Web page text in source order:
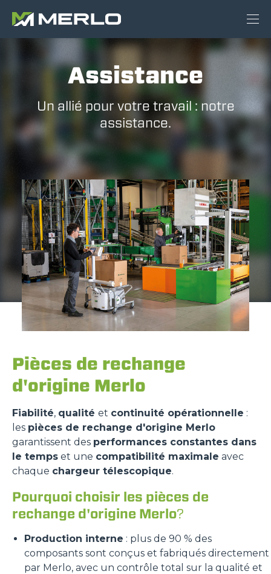
Assistance
Un allié pour votre travail : notre
assistance.
Pièces de rechange
d'origine Merlo
Fiabilité, qualité et continuité opérationnelle :
les pièces de rechange d'origine Merlo
garantissent des performances constantes dans
le temps et une compatibilité maximale avec
chaque chargeur télescopique.
Pourquoi choisir les pièces de
rechange d'origine Merlo?
Production interne : plus de 90 % des
composants sont conçus et fabriqués directement
par Merlo, avec un contrôle total sur la qualité et